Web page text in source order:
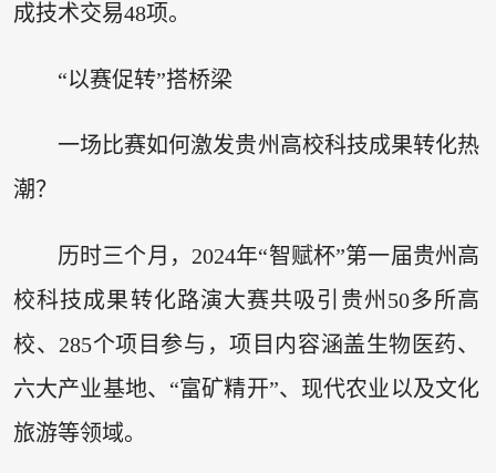
成技术交易48项。
“以赛促转”搭桥梁
一场比赛如何激发贵州高校科技成果转化热
潮？
历时三个月，2024年“智赋杯”第一届贵州高
校科技成果转化路演大赛共吸引贵州50多所高
校、285个项目参与，项目内容涵盖生物医药、
六大产业基地、“富矿精开”、现代农业以及文化
旅游等领域。